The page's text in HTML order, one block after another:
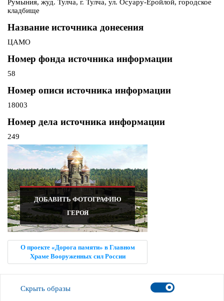
Румыния, жуд. Тулча, г. Тулча, ул. Осуару-Еройлой, городское
кладбище
Название источника донесения
ЦАМО
Номер фонда источника информации
58
Номер описи источника информации
18003
Номер дела источника информации
249
ДОБАВИТЬ ФОТОГРАФИЮ
ГЕРОЯ
О проекте «Дорога памяти» в Главном
Храме Вооруженных сил России
Скрыть образы